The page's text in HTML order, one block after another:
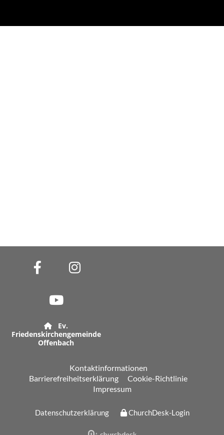

Ev.
Friedenskirchengemeinde
Offenbach
Kontaktinformationen
Barrierefreiheitserklärung
Cookie-Richtlinie
Impressum
Datenschutzerklärung ChurchDesk-Login